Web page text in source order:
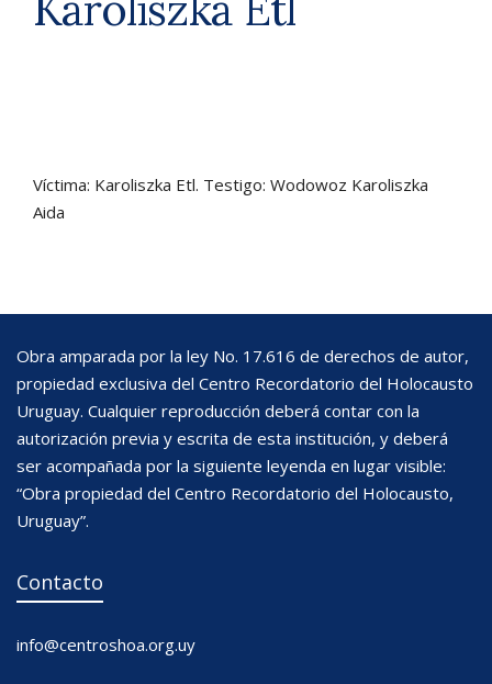
Víctima: Karoliszka Etl. Testigo: Wodowoz Karoliszka
Aida
Obra amparada por la ley No. 17.616 de derechos de autor,
propiedad exclusiva del Centro Recordatorio del Holocausto
Uruguay. Cualquier reproducción deberá contar con la
autorización previa y escrita de esta institución, y deberá
ser acompañada por la siguiente leyenda en lugar visible:
“Obra propiedad del Centro Recordatorio del Holocausto,
Uruguay”.
Contacto
info@centroshoa.org.uy